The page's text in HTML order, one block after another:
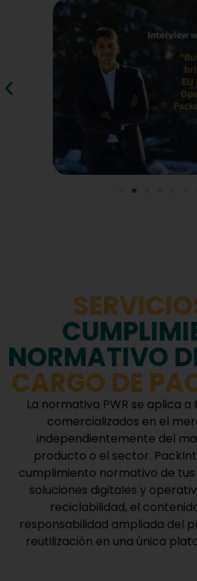
NORMATIVO
CARGO DE
La normativa PWR se aplica
comercializados en el
independientemente del
producto o el sector.
cumplimiento normativo de
soluciones digitales y
reciclabilidad, el
responsabilidad ampliada del
reutilización en una única